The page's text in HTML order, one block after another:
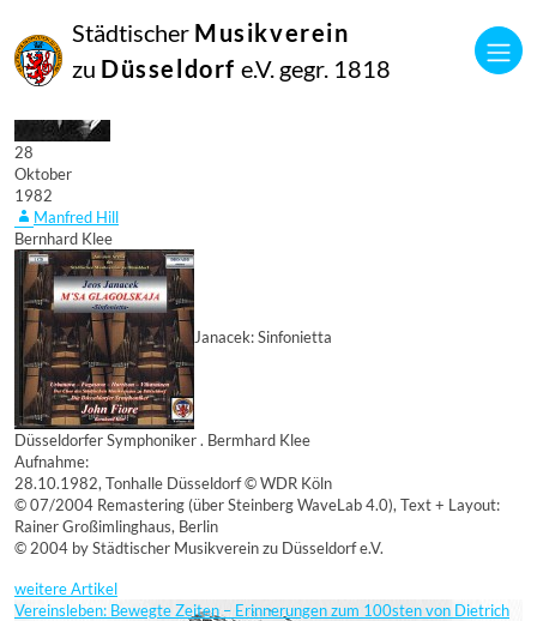
Städtischer Musikverein
zu Düsseldorf e.V. gegr. 1818
28
Oktober
1982
Manfred Hill
Bernhard Klee
Janacek: Sinfonietta
Düsseldorfer Symphoniker . Bermhard Klee
Aufnahme:
28.10.1982, Tonhalle Düsseldorf © WDR Köln
© 07/2004 Remastering (über Steinberg WaveLab 4.0), Text + Layout:
Rainer Großimlinghaus, Berlin
© 2004 by Städtischer Musikverein zu Düsseldorf e.V.
weitere Artikel
Vereinsleben: Bewegte Zeiten – Erinnerungen zum 100sten von Dietrich